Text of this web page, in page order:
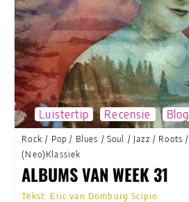
Luistertip Recensie Blog
Rock / Pop / Blues / Soul / Jazz / Roots /
(Neo)Klassiek
ALBUMS VAN WEEK 31
Tekst: Eric van Domburg Scipio